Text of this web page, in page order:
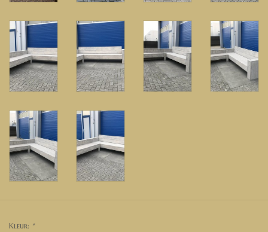
Kleur: *